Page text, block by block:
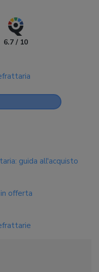
6.7 / 10
guida all'acquisto
offerta